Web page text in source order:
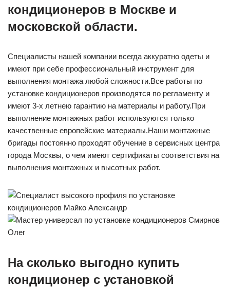
кондиционеров в Москве и
московской области.
Специалисты нашей компании всегда аккуратно одеты и
имеют при себе профессиональный инструмент для
выполнения монтажа любой сложности.Все работы по
установке кондиционеров производятся по регламенту и
имеют 3-х летнею гарантию на материалы и работу.При
выполнение монтажных работ используются только
качественные европейские материалы.Наши монтажные
бригады постоянно проходят обучение в сервисных центра
города Москвы, о чем имеют сертификаты соответствия на
выполнения монтажных и высотных работ.
На сколько выгодно купить
кондиционер с установкой